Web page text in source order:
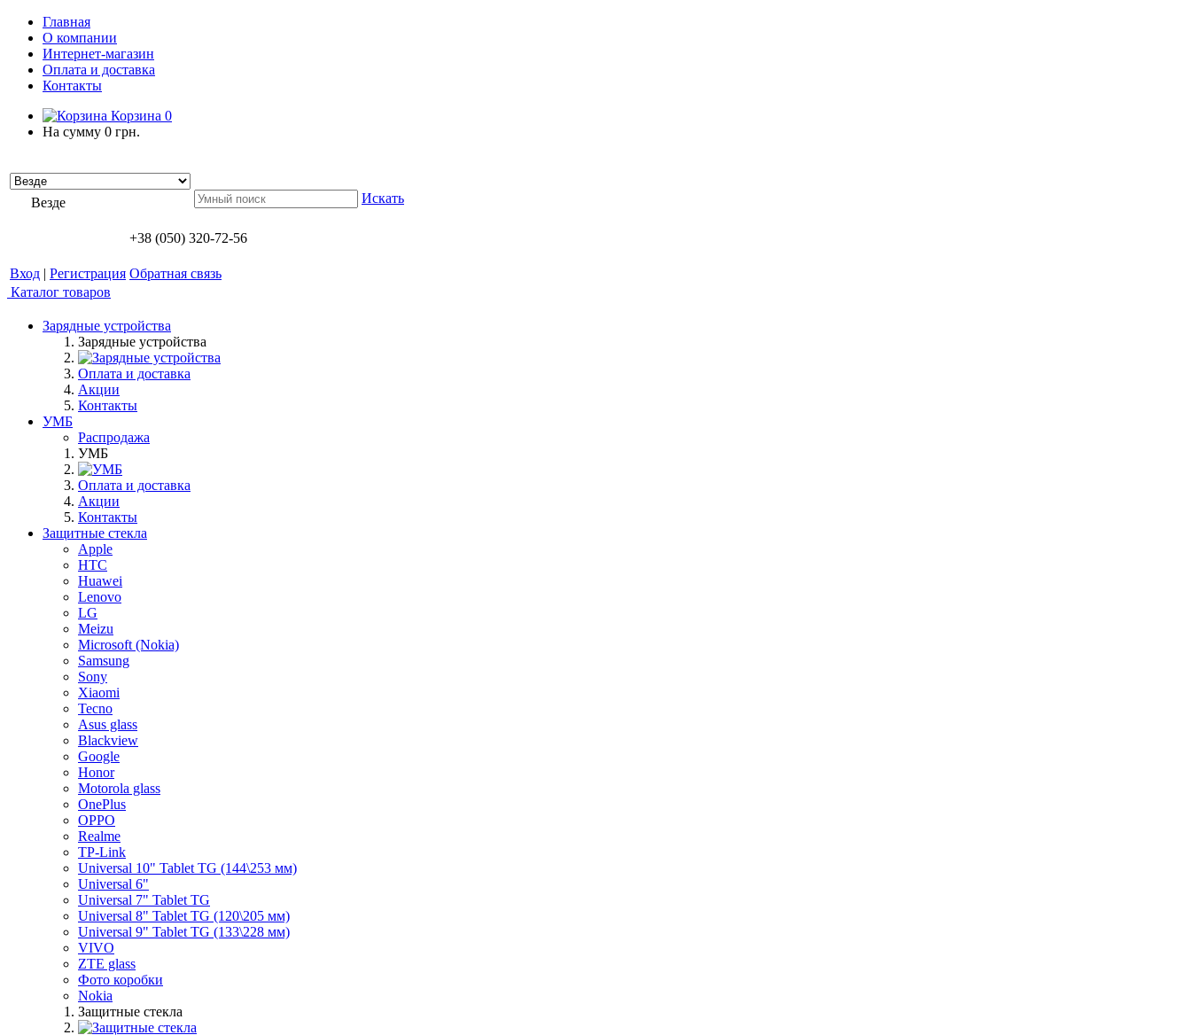
Главная
О компании
Интернет-магазин
Оплата и доставка
Контакты
Корзина 0
На сумму 0 грн.
Везде Искать
+38 (050) 320-72-56
Вход | Регистрация Обратная связь
Каталог товаров
Зарядные устройства
Зарядные устройства
Оплата и доставка
Акции
Контакты
УМБ
Распродажа
УМБ
Оплата и доставка
Акции
Контакты
Защитные стекла
Apple
HTC
Huawei
Lenovo
LG
Meizu
Microsoft (Nokia)
Samsung
Sony
Xiaomi
Tecno
Asus glass
Blackview
Google
Honor
Motorola glass
OnePlus
OPPO
Realme
TP-Link
Universal 10" Tablet TG (144\253 мм)
Universal 6"
Universal 7" Tablet TG
Universal 8" Tablet TG (120\205 мм)
Universal 9" Tablet TG (133\228 мм)
VIVO
ZTE glass
Фото коробки
Nokia
Защитные стекла